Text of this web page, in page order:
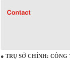
● TRỤ SỞ CHÍNH: CÔNG